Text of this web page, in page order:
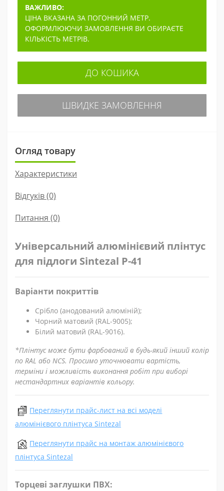
ВАЖЛИВО:
ЦІНА ВКАЗАНА ЗА ПОГОННИЙ МЕТР.
ОФОРМЛЮЮЧИ ЗАМОВЛЕННЯ ВИ ОБИРАЄТЕ
КІЛЬКІСТЬ МЕТРІВ.
ДО КОШИКА
ШВИДКЕ ЗАМОВЛЕННЯ
Огляд товару
Характеристики
Відгуків (0)
Питання (0)
Універсальний алюмінієвий плінтус
для підлоги Sintezal P-41
Варіанти покриттів
Срібло (анодований алюміній);
Чорний матовий (RAL-9005);
Білий матовий (RAL-9016).
*Плінтус може бути фарбований в будь-який інший колір
по RAL або NCS. Просимо уточнювати вартість,
терміни і можливість виконання робіт при виборі
нестандартних варіантів кольору.
Переглянути прайс-лист на всі моделі
алюмінієвого плінтуса Sintezal
Переглянути прайс на монтаж алюмінієвого
плінтуса Sintezal
Торцеві заглушки ПВХ: